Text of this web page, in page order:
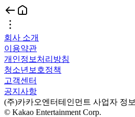
회사 소개
이용약관
개인정보처리방침
청소년보호정책
고객센터
공지사항
(주)카카오엔터테인먼트 사업자 정보
© Kakao Entertainment Corp.